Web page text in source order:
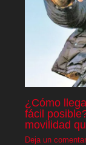
¿Cómo
fácil
movilidad
Deja un